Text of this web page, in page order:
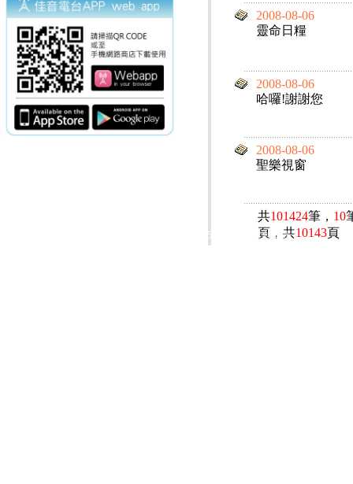
2008-08-06
靈命日糧
2008-08-06
哈囉!謝謝您
2008-08-06
聖樂視窗
共101424筆， 10
頁，共10143頁
電話：(02)2369-9050
佳音電台地址：